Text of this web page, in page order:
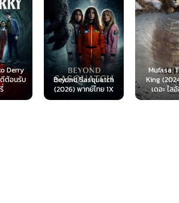
Beyond Sasquatch
(2026) พากย์ไทย 1X
Mufasa: The Lion
King (2024) มูฟาซา
เดอะ ไลอ้อน คิง...